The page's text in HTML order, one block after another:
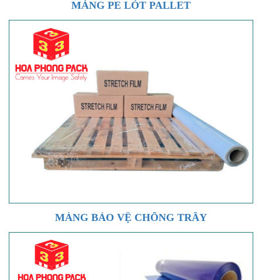
MÀNG PE LÓT PALLET
MÀNG BẢO VỆ CHỐNG TRẦY